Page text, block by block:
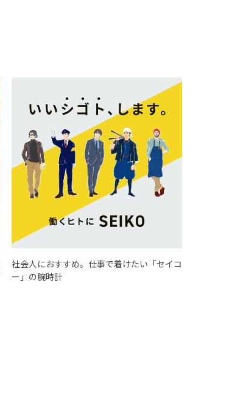
社会人におすすめ。仕事で着けたい「セイコ
ー」の腕時計